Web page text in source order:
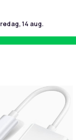
fredag, 14 aug.